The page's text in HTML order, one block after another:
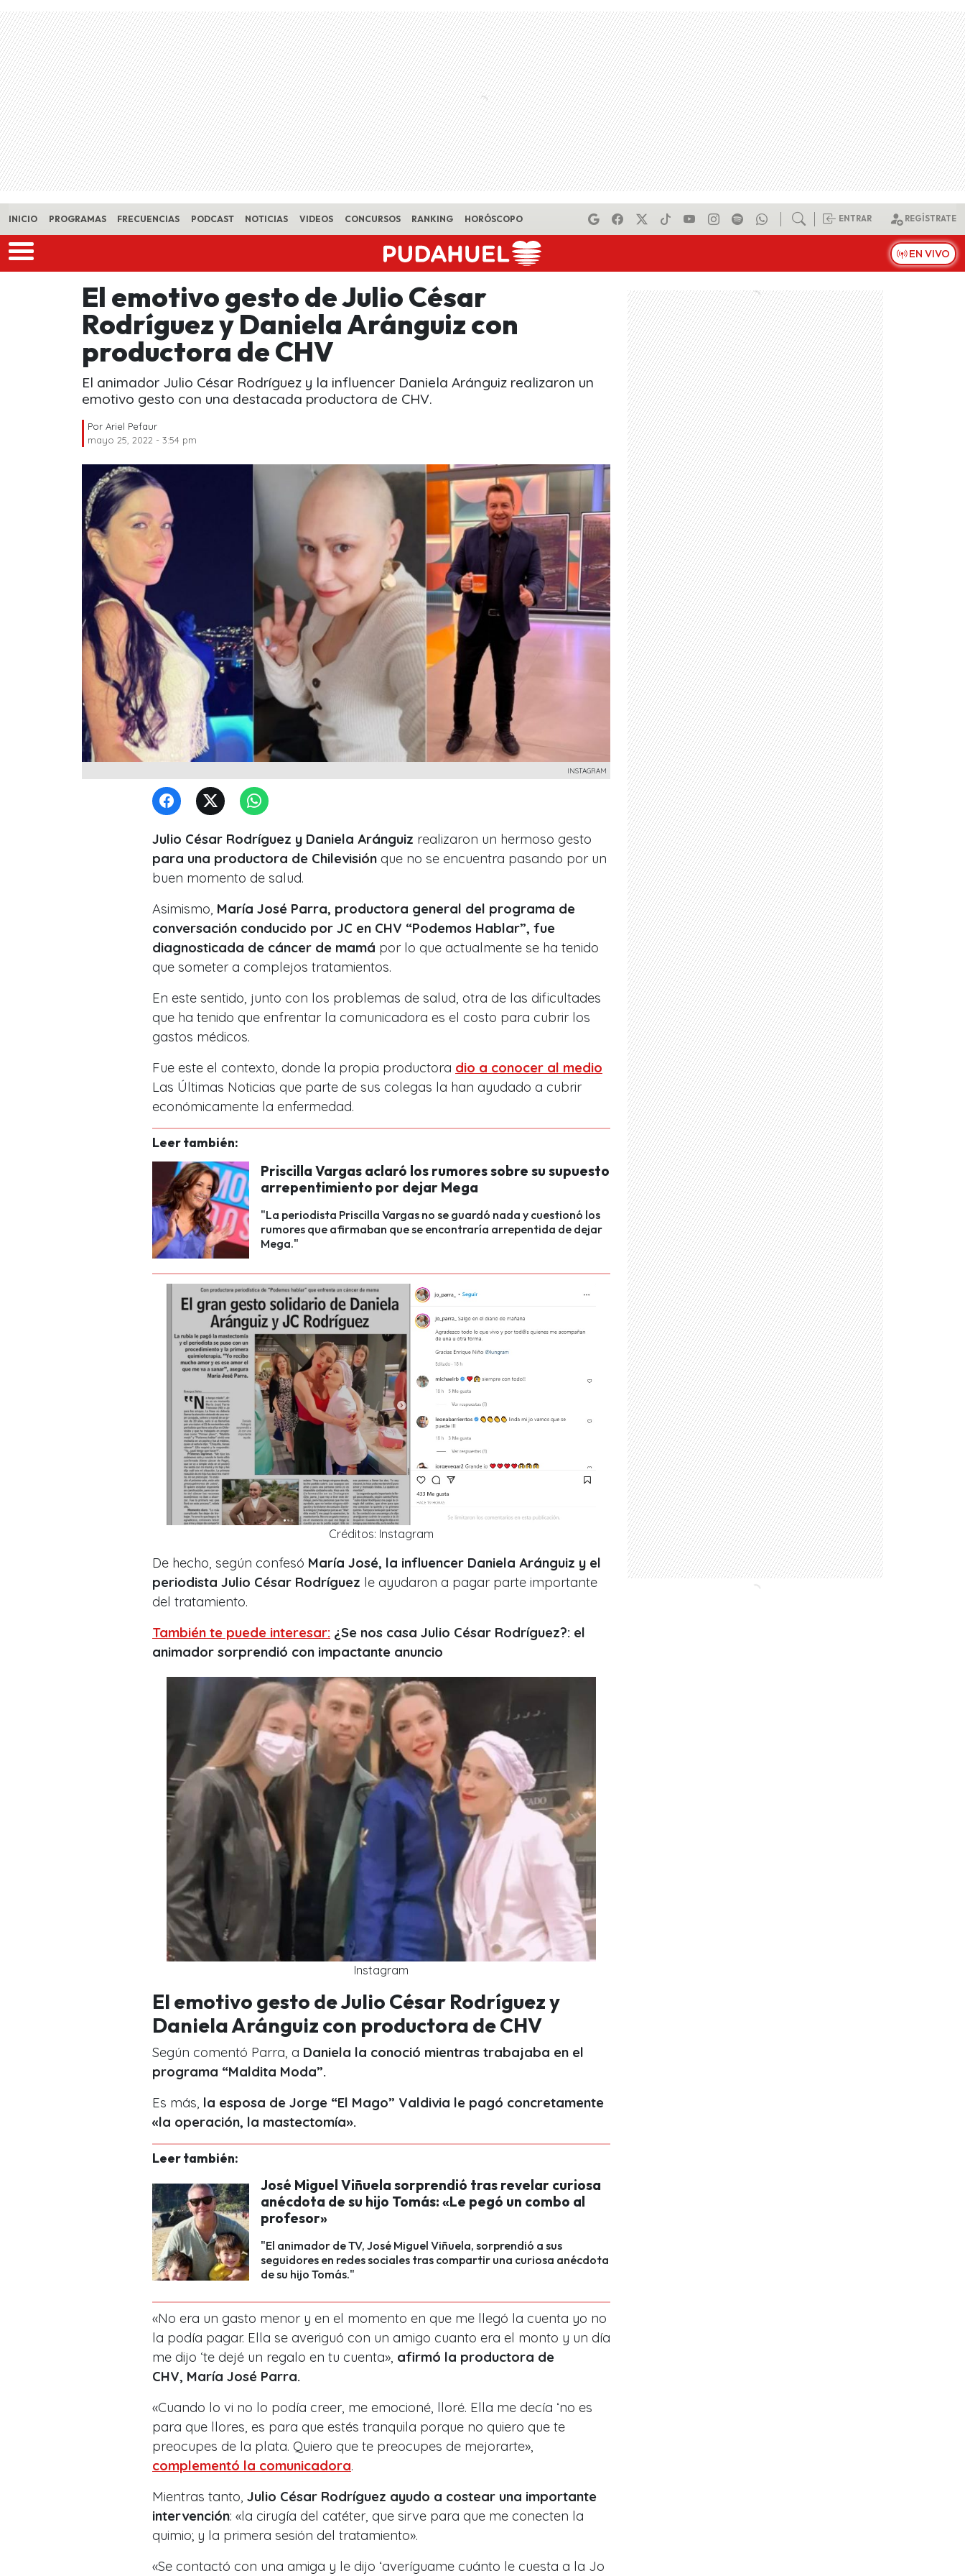
Skip to main content
INICIO PROGRAMAS FRECUENCIAS PODCAST NOTICIAS VIDEOS CONCURSOS RANKING HORÓSCOPO ENTRAR REGÍSTRATE
EN VIVO
El emotivo gesto de Julio César
Rodríguez y Daniela Aránguiz con
productora de CHV
El animador Julio César Rodríguez y la influencer Daniela Aránguiz realizaron un
emotivo gesto con una destacada productora de CHV.
Por Ariel Pefaur
mayo 25, 2022 - 3:54 pm
INSTAGRAM
Julio César Rodríguez y Daniela Aránguiz realizaron un hermoso gesto
para una productora de Chilevisión que no se encuentra pasando por un
buen momento de salud.
Asimismo, María José Parra, productora general del programa de
conversación conducido por JC en CHV “Podemos Hablar”, fue
diagnosticada de cáncer de mamá por lo que actualmente se ha tenido
que someter a complejos tratamientos.
En este sentido, junto con los problemas de salud, otra de las dificultades
que ha tenido que enfrentar la comunicadora es el costo para cubrir los
gastos médicos.
Fue este el contexto, donde la propia productora dio a conocer al medio
Las Últimas Noticias que parte de sus colegas la han ayudado a cubrir
económicamente la enfermedad.
Leer también:
Priscilla Vargas aclaró los rumores sobre su supuesto
arrepentimiento por dejar Mega
"La periodista Priscilla Vargas no se guardó nada y cuestionó los
rumores que afirmaban que se encontraría arrepentida de dejar
Mega."
Créditos: Instagram
De hecho, según confesó María José, la influencer Daniela Aránguiz y el
periodista Julio César Rodríguez le ayudaron a pagar parte importante
del tratamiento.
También te puede interesar: ¿Se nos casa Julio César Rodríguez?: el
animador sorprendió con impactante anuncio
Instagram
El emotivo gesto de Julio César Rodríguez y
Daniela Aránguiz con productora de CHV
Según comentó Parra, a Daniela la conoció mientras trabajaba en el
programa “Maldita Moda”.
Es más, la esposa de Jorge “El Mago” Valdivia le pagó concretamente
«la operación, la mastectomía».
Leer también:
José Miguel Viñuela sorprendió tras revelar curiosa
anécdota de su hijo Tomás: «Le pegó un combo al
profesor»
"El animador de TV, José Miguel Viñuela, sorprendió a sus
seguidores en redes sociales tras compartir una curiosa anécdota
de su hijo Tomás."
«No era un gasto menor y en el momento en que me llegó la cuenta yo no
la podía pagar. Ella se averiguó con un amigo cuanto era el monto y un día
me dijo ‘te dejé un regalo en tu cuenta», afirmó la productora de
CHV, María José Parra.
«Cuando lo vi no lo podía creer, me emocioné, lloré. Ella me decía ‘no es
para que llores, es para que estés tranquila porque no quiero que te
preocupes de la plata. Quiero que te preocupes de mejorarte»,
complementó la comunicadora.
Mientras tanto, Julio César Rodríguez ayudo a costear una importante
intervención: «la cirugía del catéter, que sirve para que me conecten la
quimio; y la primera sesión del tratamiento».
«Se contactó con una amiga y le dijo ‘averíguame cuánto le cuesta a la Jo